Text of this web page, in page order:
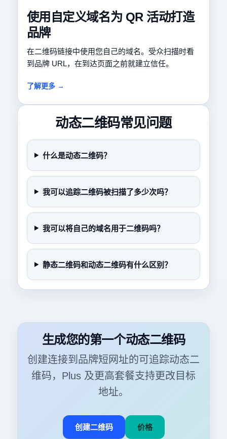
使用自定义域名为 QR 活动打造
品牌
在二维码链接中使用您自己的域名。受众扫描时看
到品牌 URL，在到达页面之前就建立信任。
了解更多 →
动态二维码常见问题
什么是动态二维码？
我可以追踪二维码被扫描了多少次吗？
我可以将自己的域名用于二维码吗？
静态二维码和动态二维码有什么区别？
生成您的第一个动态二维码
创建连接到品牌短网址的可追踪动态二
维码，Plus 及更高套餐支持更改目标
地址。
创建二维码 价格